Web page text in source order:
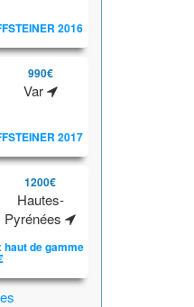
2016
990€
Var
2017
1200€
Hautes-
Pyrénées
de gamme